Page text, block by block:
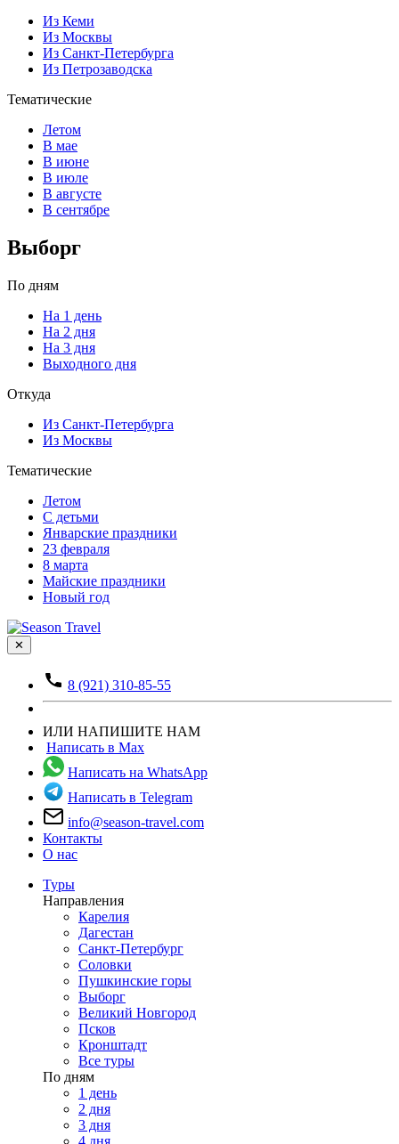
Из Кеми
Из Москвы
Из Санкт-Петербурга
Из Петрозаводска
Тематические
Летом
В мае
В июне
В июле
В августе
В сентябре
Выборг
По дням
На 1 день
На 2 дня
На 3 дня
Выходного дня
Откуда
Из Санкт-Петербурга
Из Москвы
Тематические
Летом
С детьми
Январские праздники
23 февраля
8 марта
Майские праздники
Новый год
✕
8 (921) 310-85-55
ИЛИ НАПИШИТЕ НАМ
Написать в Max
Написать на WhatsApp
Написать в Telegram
info@season-travel.com
Контакты
О нас
Туры
Направления
Карелия
Дагестан
Санкт-Петербург
Соловки
Пушкинские горы
Выборг
Великий Новгород
Псков
Кронштадт
Все туры
По дням
1 день
2 дня
3 дня